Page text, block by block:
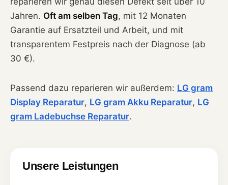
Jahren. Oft am selben Tag, mit 12 Monaten
Garantie auf Ersatzteil und Arbeit, und mit
transparentem Festpreis nach der Diagnose (ab
30 €).
Passend dazu reparieren wir außerdem: LG gram
Display Reparatur, LG gram Akku Reparatur, LG
gram Ladebuchse Reparatur.
Unsere Leistungen